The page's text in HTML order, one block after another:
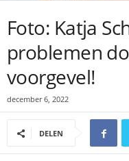
Foto: Katja
problemen
voorgevel!
december 6, 2022
DELEN